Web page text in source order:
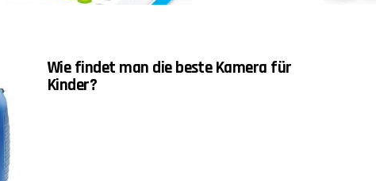
Wie findet man die beste Kamera für
Kinder?